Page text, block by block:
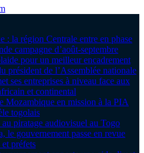
: la région Centrale entre en phase
campagne d’août-septembre
pour un meilleur encadrement
président de l’Assemblée nationale
ses entreprises à niveau face aux
et continental
Mozambique en mission à la PIA
togolais
piratage audiovisuel au Togo
le gouvernement passe en revue
préfets